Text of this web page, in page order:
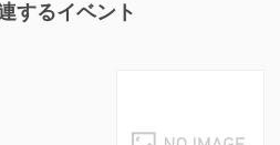
するイベント